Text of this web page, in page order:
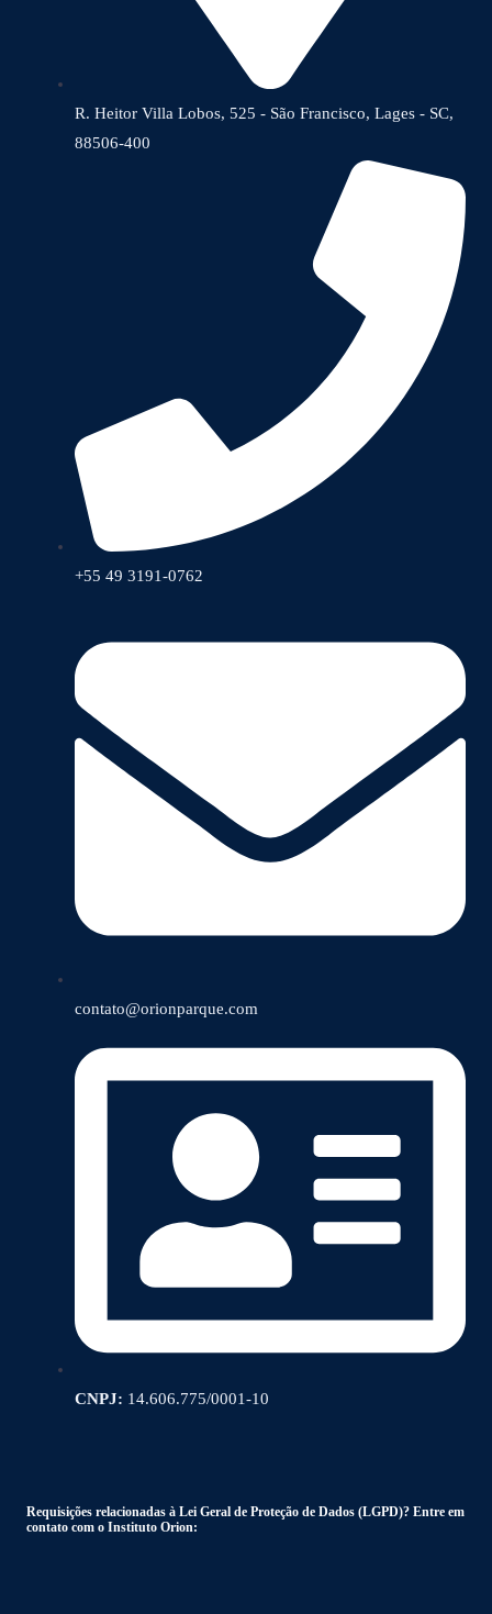
R. Heitor Villa Lobos, 525 - São Francisco, Lages - SC,
88506-400
+55 49 3191-0762
contato@orionparque.com
CNPJ: 14.606.775/0001-10
Requisições relacionadas à Lei Geral de Proteção de Dados (LGPD)? Entre em
contato com o Instituto Orion: